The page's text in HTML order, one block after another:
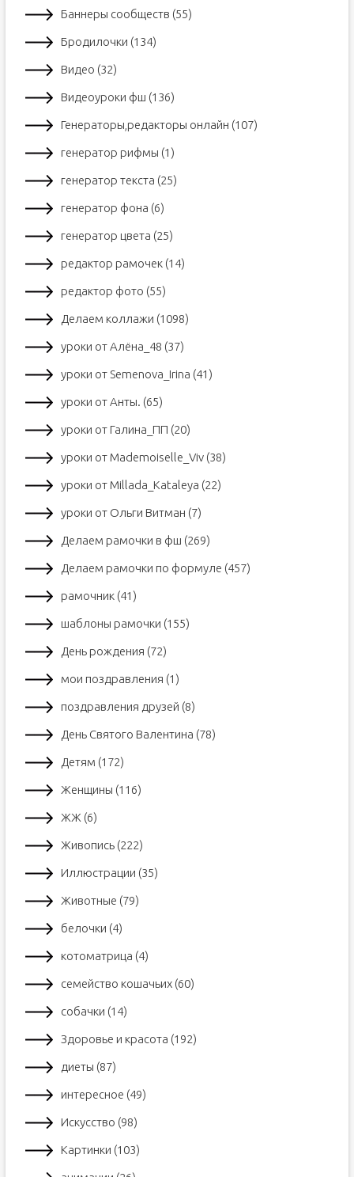
Баннеры сообществ (55)
Бродилочки (134)
Видео (32)
Видеоуроки фш (136)
Генераторы,редакторы онлайн (107)
генератор рифмы (1)
генератор текста (25)
генератор фона (6)
генератор цвета (25)
редактор рамочек (14)
редактор фото (55)
Делаем коллажи (1098)
уроки от Алёна_48 (37)
уроки от Semenova_Irina (41)
уроки от Анты. (65)
уроки от Галина_ПП (20)
уроки от Mademoiselle_Viv (38)
уроки от Millada_Kataleya (22)
уроки от Ольги Витман (7)
Делаем рамочки в фш (269)
Делаем рамочки по формуле (457)
рамочник (41)
шаблоны рамочки (155)
День рождения (72)
мои поздравления (1)
поздравления друзей (8)
День Святого Валентина (78)
Детям (172)
Женщины (116)
ЖЖ (6)
Живопись (222)
Иллюстрации (35)
Животные (79)
белочки (4)
котоматрица (4)
семейство кошачьих (60)
собачки (14)
Здоровье и красота (192)
диеты (87)
интересное (49)
Искусство (98)
Картинки (103)